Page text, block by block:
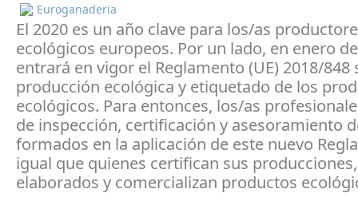
Euroganaderia
El 2020 es un año clave para los/as
ecológicos europeos. Por un lado, en enero
entrará en vigor el Reglamento (UE) 2018/848
producción ecológica y etiquetado de los
ecológicos. Para entonces, los/as
de inspección, certificación y asesoramiento
formados en la aplicación de este nuevo
igual que quienes certifican sus
elaborados y comercializan productos